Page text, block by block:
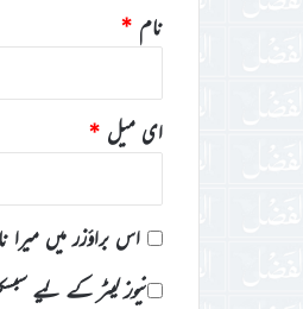
نام *
ای میل *
اس براؤزر میں
نیوز لیٹر کے لیے